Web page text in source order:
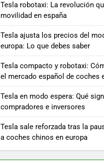
Tesla robotaxi: La revolución
movilidad en españa
Tesla ajusta los precios del
europa: Lo que debes saber
Tesla compacto y robotaxi:
el mercado español de coches
Tesla en modo espera: Qué
compradores e inversores
Tesla sale reforzada tras la
a coches chinos en europa